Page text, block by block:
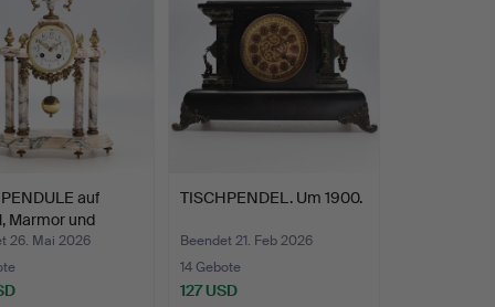
auf
Marmor und
26. Mai 2026
TISCHPENDEL. Um 1900.
Beendet 21. Feb 2026
14 Gebote
127 USD